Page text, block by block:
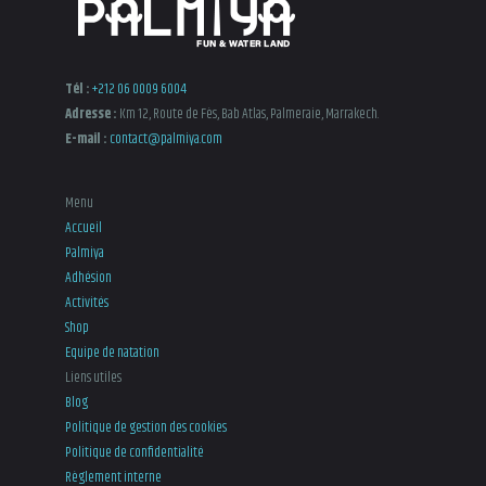
Tél :+212 06 0009 6004
Adresse : Km 12, Route de Fès, Bab Atlas, Palmeraie, Marrakech.
E-mail : contact@palmiya.com
Menu
Accueil
Palmiya
Adhésion
Activités
Shop
Equipe de natation
Liens utiles
Blog
Politique de gestion des cookies
Politique de confidentialité
Règlement interne